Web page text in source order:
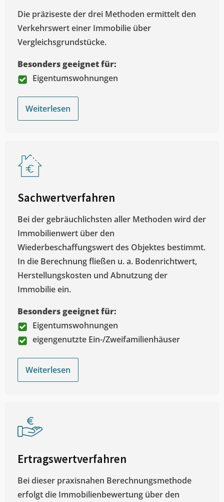
Die präziseste der drei Methoden ermittelt den
Verkehrswert einer Immobilie über
Vergleichsgrundstücke.
Besonders geeignet für:
Eigentumswohnungen
Weiterlesen
Sachwertverfahren
Bei der gebräuchlichsten aller Methoden wird der
Immobilienwert über den
Wiederbeschaffungswert des Objektes bestimmt.
In die Berechnung fließen u. a. Bodenrichtwert,
Herstellungskosten und Abnutzung der
Immobilie ein.
Besonders geeignet für:
Eigentumswohnungen
eigengenutzte Ein-/Zweifamilienhäuser
Weiterlesen
Ertragswertverfahren
Bei dieser praxisnahen Berechnungsmethode
erfolgt die Immobilienbewertung über den